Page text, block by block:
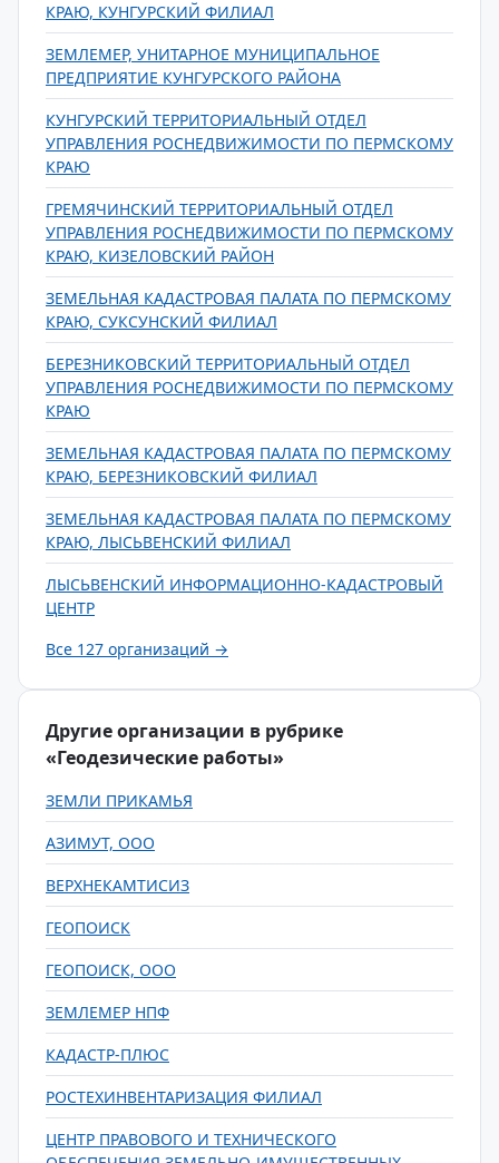
КРАЮ, КУНГУРСКИЙ ФИЛИАЛ
ЗЕМЛЕМЕР, УНИТАРНОЕ МУНИЦИПАЛЬНОЕ
ПРЕДПРИЯТИЕ КУНГУРСКОГО РАЙОНА
КУНГУРСКИЙ ТЕРРИТОРИАЛЬНЫЙ ОТДЕЛ
УПРАВЛЕНИЯ РОСНЕДВИЖИМОСТИ ПО ПЕРМСКОМУ
КРАЮ
ГРЕМЯЧИНСКИЙ ТЕРРИТОРИАЛЬНЫЙ ОТДЕЛ
УПРАВЛЕНИЯ РОСНЕДВИЖИМОСТИ ПО ПЕРМСКОМУ
КРАЮ, КИЗЕЛОВСКИЙ РАЙОН
ЗЕМЕЛЬНАЯ КАДАСТРОВАЯ ПАЛАТА ПО ПЕРМСКОМУ
КРАЮ, СУКСУНСКИЙ ФИЛИАЛ
БЕРЕЗНИКОВСКИЙ ТЕРРИТОРИАЛЬНЫЙ ОТДЕЛ
УПРАВЛЕНИЯ РОСНЕДВИЖИМОСТИ ПО ПЕРМСКОМУ
КРАЮ
ЗЕМЕЛЬНАЯ КАДАСТРОВАЯ ПАЛАТА ПО ПЕРМСКОМУ
КРАЮ, БЕРЕЗНИКОВСКИЙ ФИЛИАЛ
ЗЕМЕЛЬНАЯ КАДАСТРОВАЯ ПАЛАТА ПО ПЕРМСКОМУ
КРАЮ, ЛЫСЬВЕНСКИЙ ФИЛИАЛ
ЛЫСЬВЕНСКИЙ ИНФОРМАЦИОННО-КАДАСТРОВЫЙ
ЦЕНТР
Все 127 организаций →
Другие организации в рубрике
«Геодезические работы»
ЗЕМЛИ ПРИКАМЬЯ
АЗИМУТ, ООО
ВЕРХНЕКАМТИСИЗ
ГЕОПОИСК
ГЕОПОИСК, ООО
ЗЕМЛЕМЕР НПФ
КАДАСТР-ПЛЮС
РОСТЕХИНВЕНТАРИЗАЦИЯ ФИЛИАЛ
ЦЕНТР ПРАВОВОГО И ТЕХНИЧЕСКОГО